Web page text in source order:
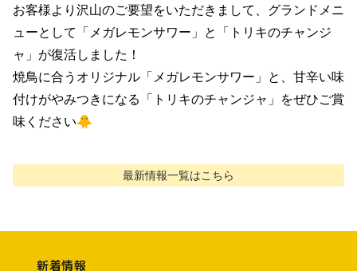
お客様より沢山のご要望をいただきまして、グランドメニ
ューとして「メガレモンサワー」と「トリキのチャンジ
ャ」が復活しました！
焼鳥に合うオリジナル「メガレモンサワー」と、甘辛い味
付けがやみつきになる「トリキのチャンジャ」をぜひご賞
味ください🐥
最新情報一覧はこちら
新着情報